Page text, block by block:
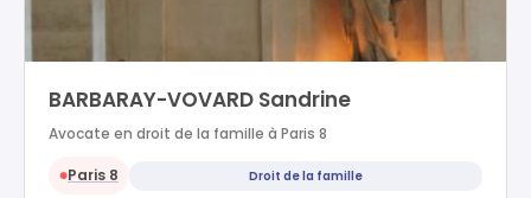
BARBARAY-VOVARD Sandrine
Avocate en droit de la famille à Paris 8
●Paris 8 Droit de la famille